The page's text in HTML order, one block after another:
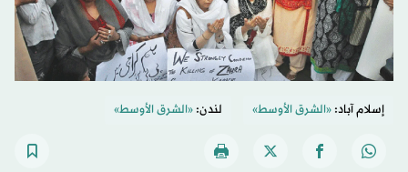
إسلام آباد:«الشرق الأوسط» لندن:«الشرق الأوسط»